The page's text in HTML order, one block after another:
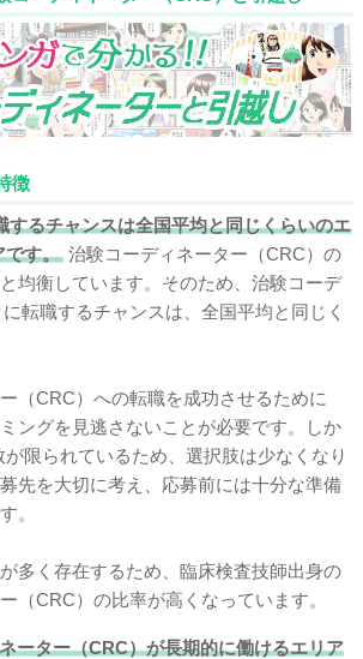
徴
するチャンスは全国平均と同じくらいのエ
です。 治験コーディネーター（CRC）の
均衡しています。そのため、治験コーデ
転職するチャンスは、全国平均と同じく
（CRC）への転職を成功させるために
ングを見逃さないことが必要です。しか
限られているため、選択肢は少なくなり
先を大切に考え、応募前には十分な準備
。
多く存在するため、臨床検査技師出身の
（CRC）の比率が高くなっています。
ーター（CRC）が長期的に働けるエリア